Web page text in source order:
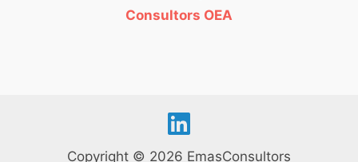
Consultors OEA
Copyright © 2026 EmasConsultors